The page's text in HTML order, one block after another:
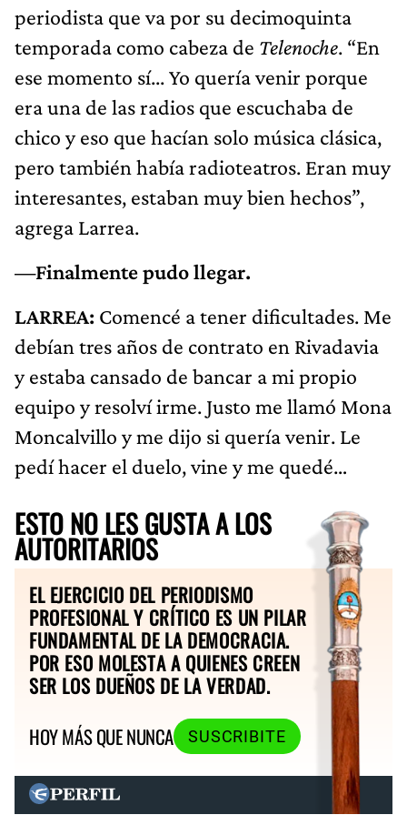
periodista que va por su decimoquinta
temporada como cabeza de Telenoche. “En
ese momento sí... Yo quería venir porque
era una de las radios que escuchaba de
chico y eso que hacían solo música clásica,
pero también había radioteatros. Eran muy
interesantes, estaban muy bien hechos”,
agrega Larrea.
—Finalmente pudo llegar.
LARREA: Comencé a tener dificultades. Me
debían tres años de contrato en Rivadavia
y estaba cansado de bancar a mi propio
equipo y resolví irme. Justo me llamó Mona
Moncalvillo y me dijo si quería venir. Le
pedí hacer el duelo, vine y me quedé…
ESTO NO LES GUSTA A LOS
AUTORITARIOS
EL EJERCICIO DEL PERIODISMO
PROFESIONAL Y CRÍTICO ES UN PILAR
FUNDAMENTAL DE LA DEMOCRACIA.
POR ESO MOLESTA A QUIENES CREEN
SER LOS DUEÑOS DE LA VERDAD.
HOY MÁS QUE NUNCA
SUSCRIBITE